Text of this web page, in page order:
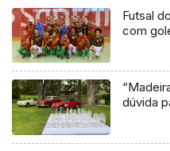
Futsal
com
dúvida